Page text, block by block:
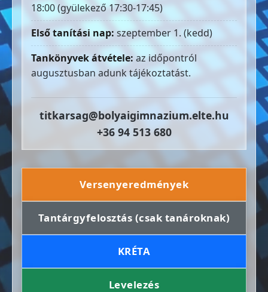
18:00 (gyülekező 17:30-17:45)
Első tanítási nap: szeptember 1. (kedd)
Tankönyvek átvétele: az időpontról
augusztusban adunk tájékoztatást.
titkarsag@bolyaigimnazium.elte.hu
+36 94 513 680
Versenyeredmények
Tantárgyfelosztás (csak tanároknak)
KRÉTA
Levelezés